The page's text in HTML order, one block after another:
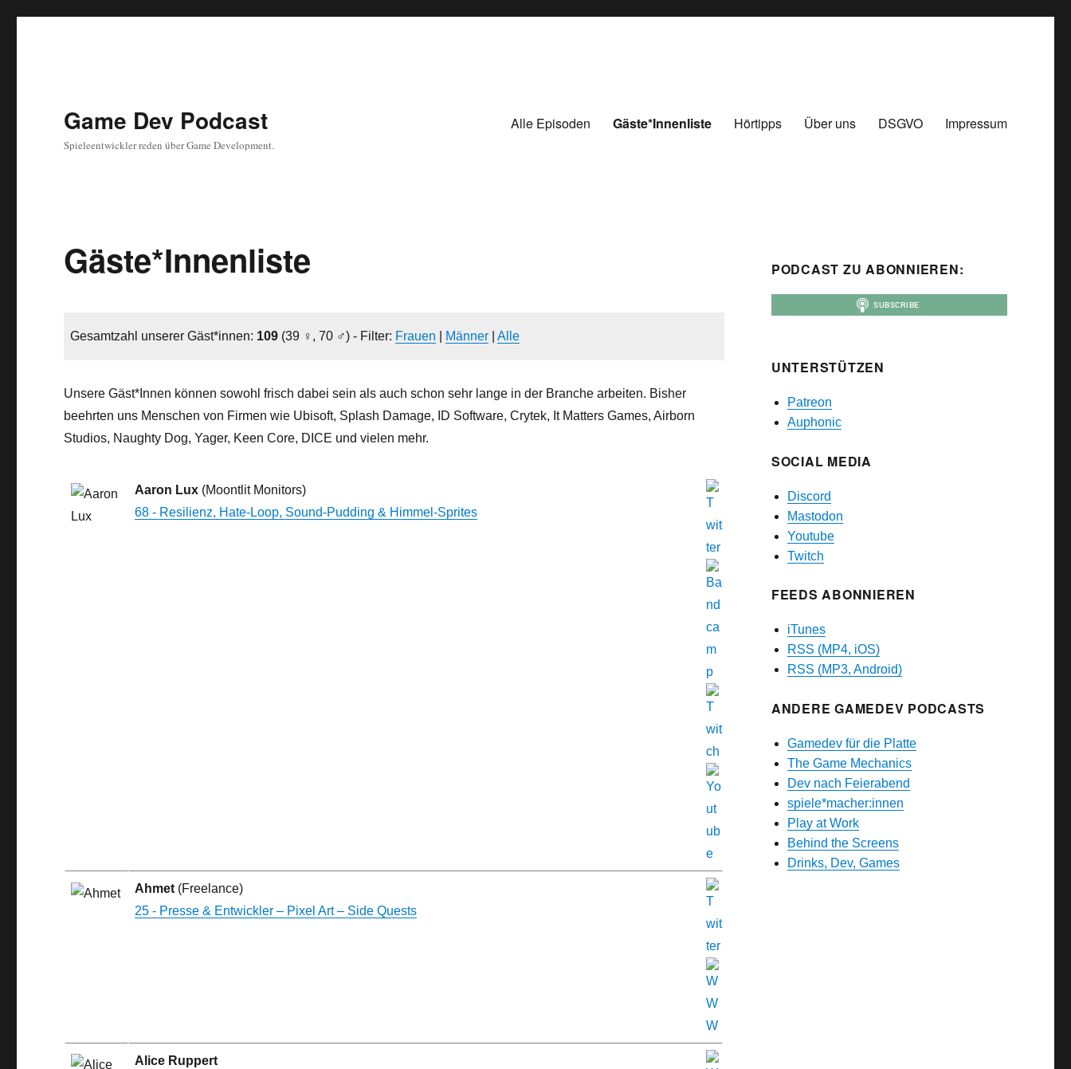
Game Dev Podcast
Spieleentwickler reden über Game Development.
Alle Episoden Gäste*Innenliste Hörtipps Über uns DSGVO Impressum
Gäste*Innenliste
Gesamtzahl unserer Gäst*innen: 109 (39 ♀, 70 ♂) - Filter: Frauen Männer |Alle
Unsere Gäst*Innen können sowohl frisch dabei sein als auch schon sehr lange in der Branche arbeiten. Bisher
beehrten uns Menschen von Firmen wie Ubisoft, Splash Damage, ID Software, Crytek, It Matters Games, Airborn
Studios, Naughty Dog, Yager, Keen Core, DICE und vielen mehr.
Aaron Lux (Moontlit Monitors)
68 - Resilienz, Hate-Loop, Sound-Pudding & Himmel-Sprites
Ahmet (Freelance)
25 - Presse & Entwickler – Pixel Art – Side Quests
Alice Ruppert
PODCAST ZU ABONNIEREN:
UNTERSTÜTZEN
Patreon
Auphonic
SOCIAL MEDIA
Discord
Mastodon
Youtube
Twitch
FEEDS ABONNIEREN
iTunes
RSS (MP4, iOS)
RSS (MP3, Android)
ANDERE GAMEDEV PODCASTS
Gamedev für die Platte
The Game Mechanics
Dev nach Feierabend
spiele*macher:innen
Play at Work
Behind the Screens
Drinks, Dev, Games